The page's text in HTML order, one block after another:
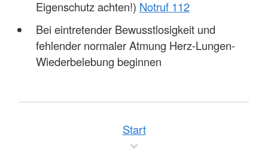
Eigenschutz achten!) Notruf 112
Bei eintretender Bewusstlosigkeit und
fehlender normaler Atmung Herz-Lungen-
Wiederbelebung beginnen
Start